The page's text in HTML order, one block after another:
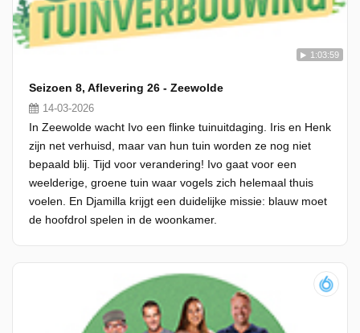
1:03:59
Seizoen 8, Aflevering 26 - Zeewolde
14-03-2026
In Zeewolde wacht Ivo een flinke tuinuitdaging. Iris en Henk
zijn net verhuisd, maar van hun tuin worden ze nog niet
bepaald blij. Tijd voor verandering! Ivo gaat voor een
weelderige, groene tuin waar vogels zich helemaal thuis
voelen. En Djamilla krijgt een duidelijke missie: blauw moet
de hoofdrol spelen in de woonkamer.